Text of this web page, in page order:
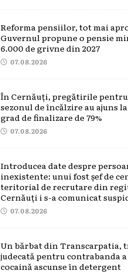
Reforma pensiilor, tot mai
Guvernul propune o pensie
6.000 de grivne din 2027
07.08.2026
În Cernăuți, pregătirile pentru
sezonul de încălzire au ajuns
grad de finalizare de 79%
07.08.2026
Introducea date despre
inexistente: unui fost șef de
teritorial de recrutare din
Cernăuți i s-a comunicat
07.08.2026
Un bărbat din Transcarpatia,
judecată pentru contrabanda a
cocaină ascunse în detergent